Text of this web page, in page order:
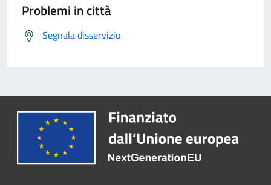
Problemi in città
Segnala disservizio